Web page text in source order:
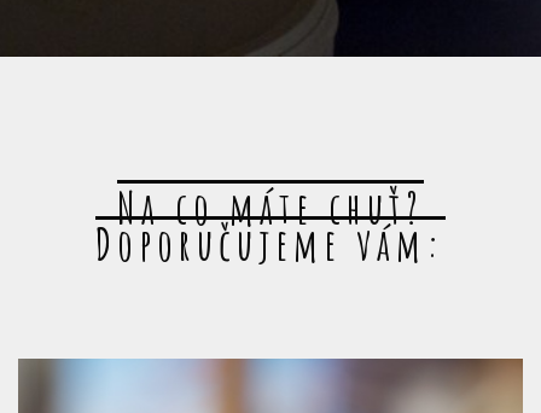
Na co máte chuť?
Doporučujeme vám: